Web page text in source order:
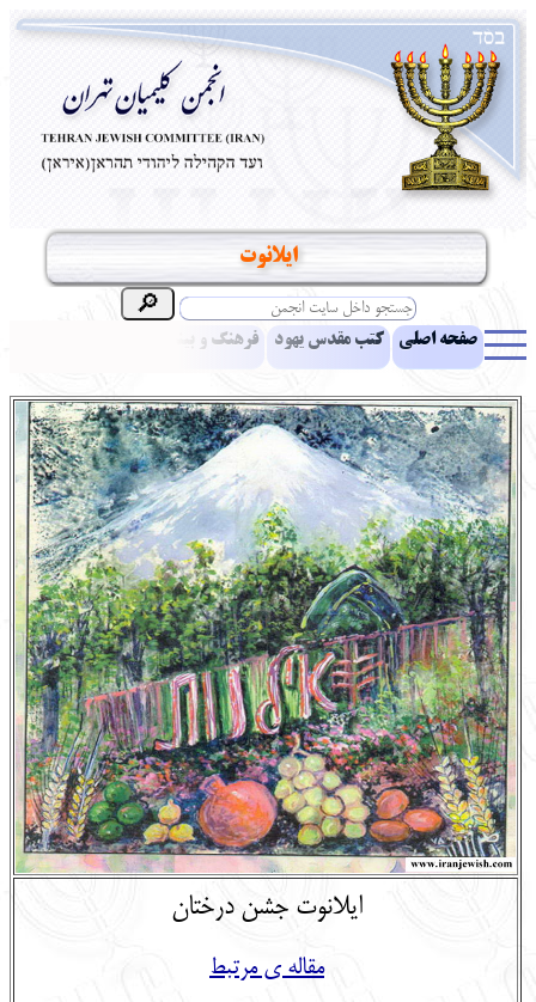
ایلانوت
صفحه اصلی کتب مقدس یهود فرهنگ و بینش یهود
ادبیات آموزش زبان عبری معرفی کتاب بناهای تاریخی
نشریه افق بینا نرم‌افزار تحقیق یهودیان جهان آرشیو آلبوم عکس
نهاد های انجمن تماس باما پرسش و پاسخ انتقادات و پیشنهادات
English עברית
ایلانوت جشن درختان
مقاله ی مرتبط